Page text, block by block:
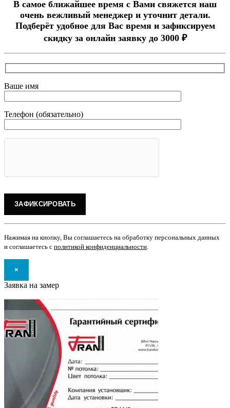
В самое ближайшее время с Вами свяжется наш
очень вежливый менеджер и уточнит детали.
Подберёт удобное для Вас время и зафиксируем
скидку за онлайн заявку до 3000 ₽
Ваше имя
Телефон (обязательно)
Нажимая на кнопку, Вы соглашаетесь на обработку персональных данных
и соглашаетесь с политикой конфиденциальности
×
Заявка на замер